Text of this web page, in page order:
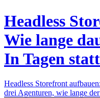
Headless
Wie lange
In Tagen
Headless Storefront
drei Agenturen, wie lange